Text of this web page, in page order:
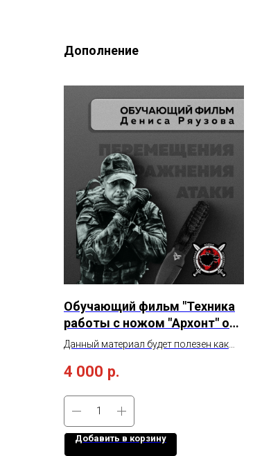
Дополнение
Обучающий фильм "Техника
работы с ножом "Архонт" от
Дениса Ряузова"
Данный материал будет полезен как
для инструкторов для ознакомления с
4 000 р.
Добавить в корзину